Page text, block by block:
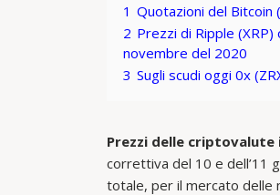
1 Quotazioni del Bitcoin
2 Prezzi di Ripple
novembre del 2020
3 Sugli scudi oggi 0x
Prezzi delle
correttiva del 10 e dell’11
totale, per il mercato delle